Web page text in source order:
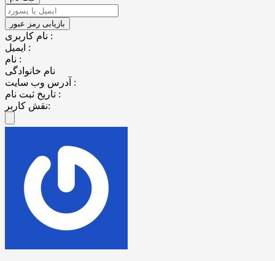
نام کاربری :
ایمیل :
نام :
نام خانوادگی
آدرس وب سایت :
تاریخ ثبت نام :
نقش کاربر: